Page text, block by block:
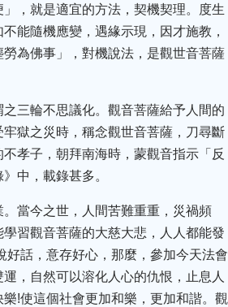
，就是適宜的方法，契機契理。度生
能隨機應變，遇緣示現，因才施教，
為佛事」，對機說法，是觀世音菩薩
三輪不思議化。觀音菩薩給予人間的
獄之災時，稱念觀世音菩薩，刀尋斷
孝子，朝拜南海時，蒙觀音指示「反
中，載錄甚多。
當今之世，人間苦難重重，災禍頻
習觀音菩薩的大慈大悲，人人都能發
話，意存好心，那麼，參加今天法會
，自然可以溶化人心的仇恨，止息人
!使這個社會更加和樂，更加和諧。觀